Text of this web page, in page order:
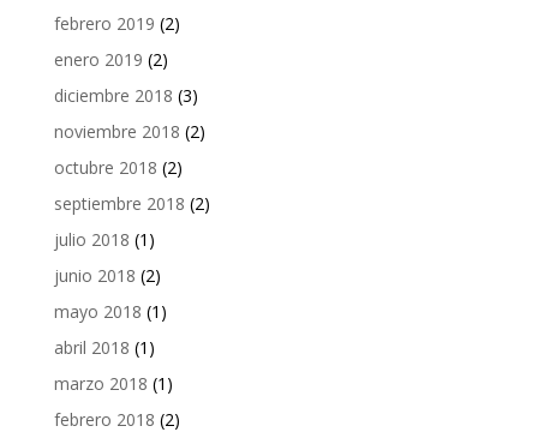
febrero 2019 (2)
enero 2019 (2)
diciembre 2018 (3)
noviembre 2018 (2)
octubre 2018 (2)
septiembre 2018 (2)
julio 2018 (1)
junio 2018 (2)
mayo 2018 (1)
abril 2018 (1)
marzo 2018 (1)
febrero 2018 (2)